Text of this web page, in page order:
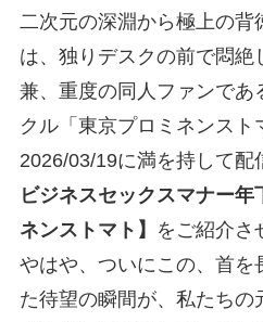
二次元の深淵から極上の背
は、独りデスクの前で悶絶
兼、重度の同人ファンであ
クル「東京プロミネンスト
2026/03/19に満を持して配
ビジネスセックスマナー年
ネンストマト】
をご紹介さ
やはや、ついにこの、首を
た待望の瞬間が、私たちの